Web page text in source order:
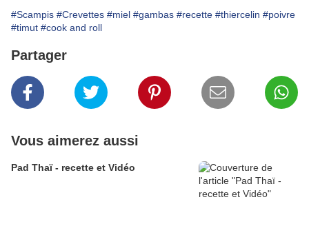
#Scampis #Crevettes #miel #gambas #recette #thiercelin #poivre
#timut #cook and roll
Partager
Vous aimerez aussi
Pad Thaï - recette et Vidéo